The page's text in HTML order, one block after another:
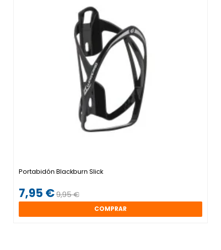
Portabidón Blackburn Slick
7,95 €9,95 €
COMPRAR